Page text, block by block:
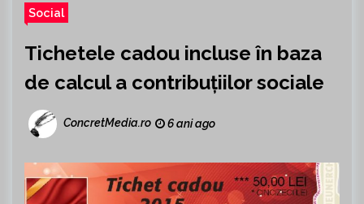
Social
Tichetele cadou incluse în baza
de calcul a contribuțiilor sociale
ConcretMedia.ro 6 ani ago